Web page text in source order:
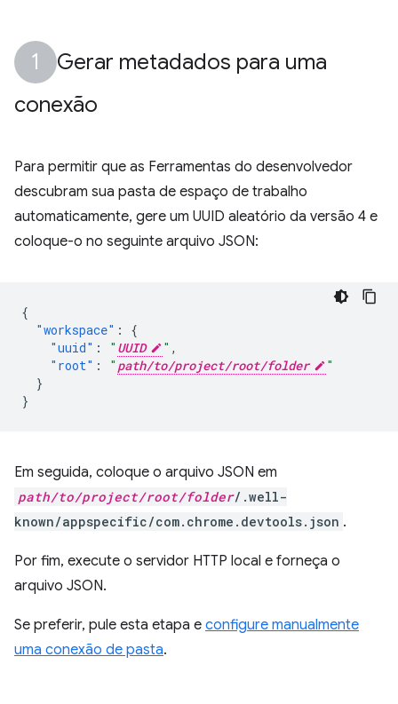
Gerar metadados para uma
conexão
Para permitir que as Ferramentas do desenvolvedor
descubram sua pasta de espaço de trabalho
automaticamente, gere um UUID aleatório da versão 4 e
coloque-o no seguinte arquivo JSON:
{
"workspace" :
{
"uuid" : " UUID " ,
"root" : " path/to/project/root/folder
"
}
}
Em seguida, coloque o arquivo JSON em
path/to/project/root/folder/.well-
known/appspecific/com.chrome.devtools.json .
Por fim, execute o servidor HTTP local e forneça o
arquivo JSON.
Se preferir, pule esta etapa e configure manualmente
uma conexão de pasta.